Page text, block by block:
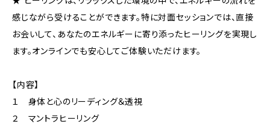
感じながら受けることができます。特に対面セッションでは、直接
お会いして、あなたのエネルギーに寄り添ったヒーリングを実現し
ます。オンラインでも安心してご体験いただけます。
【内容】
１ 身体と心のリーディング＆透視
２ マントラヒーリング